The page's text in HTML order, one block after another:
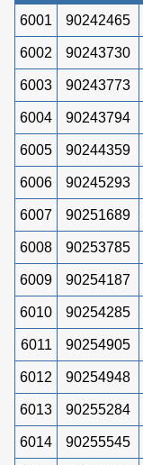
6001 90242465
6002 90243730
6003 90243773
6004 90243794
6005 90244359
6006 90245293
6007 90251689
6008 90253785
6009 90254187
6010 90254285
6011 90254905
6012 90254948
6013 90255284
6014 90255545